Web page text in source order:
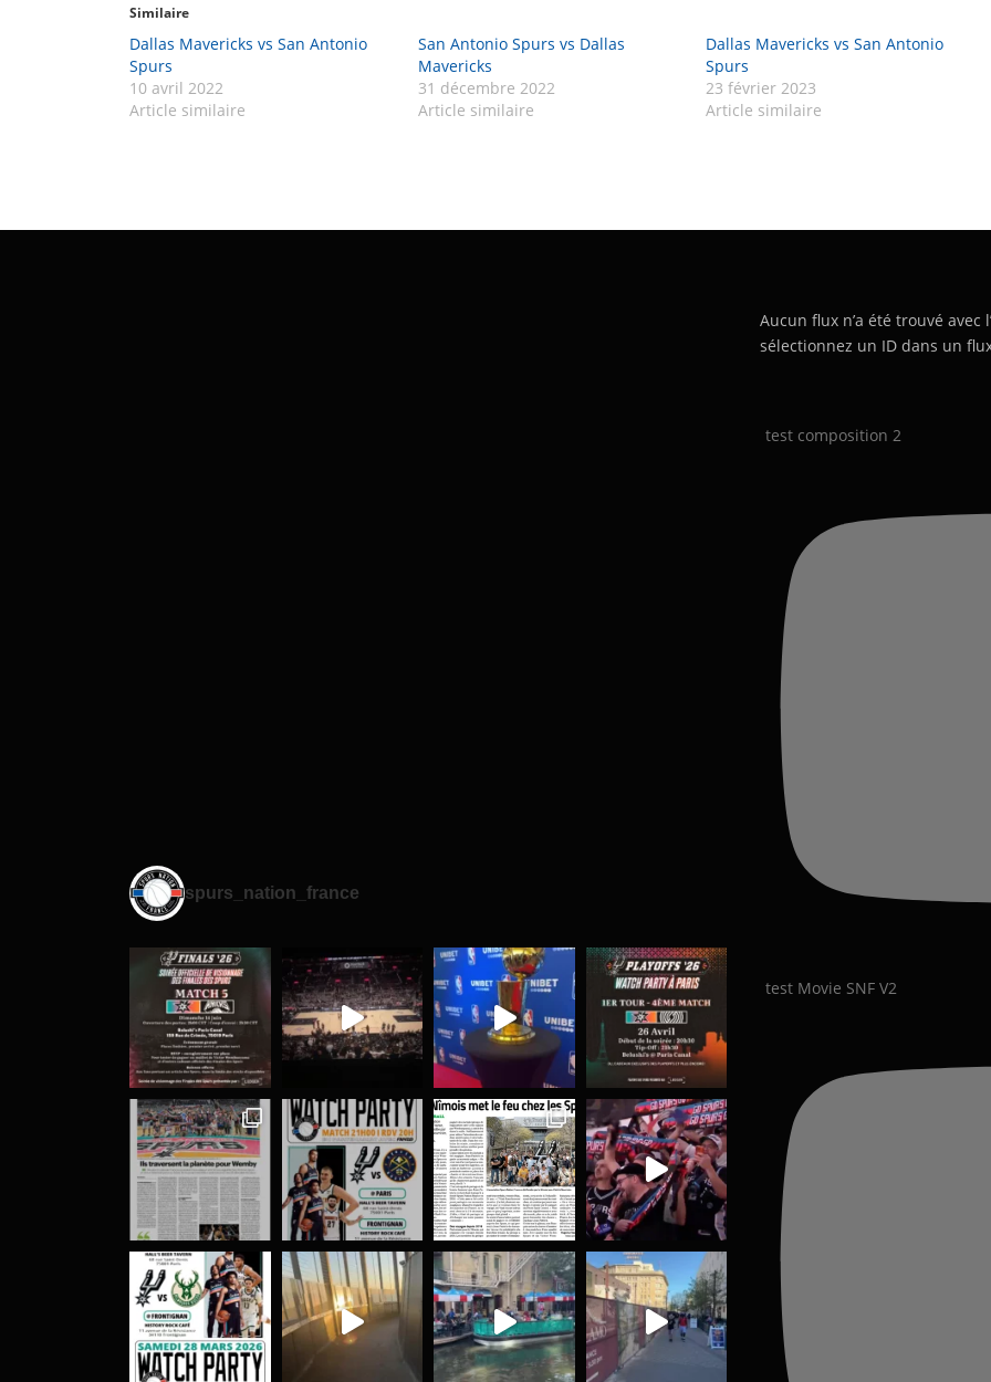
Similaire
Dallas Mavericks vs San Antonio
Spurs
10 avril 2022
Article similaire
San Antonio Spurs vs Dallas
Mavericks
31 décembre 2022
Article similaire
Dallas Mavericks vs San Antonio
Spurs
23 février 2023
Article similaire
spurs_nation_france
Aucun flux n’a été trouvé avec
sélectionnez un ID dans un
test composition 2
test Movie SNF V2